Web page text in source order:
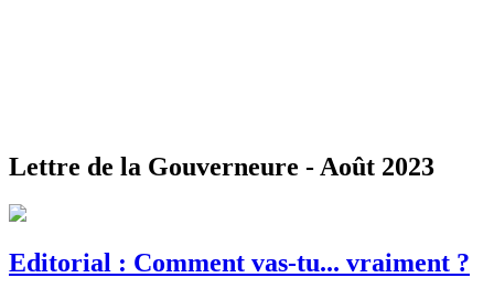
Lettre de la Gouverneure - Août 2023
Editorial : Comment vas-tu... vraiment ?